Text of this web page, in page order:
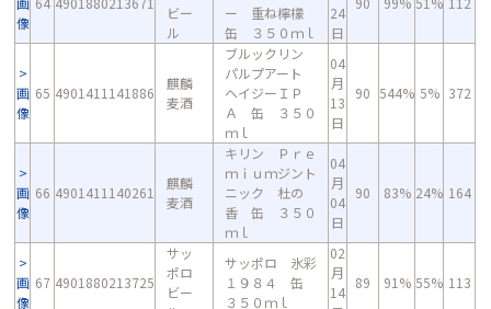
像
ビー
ル
ー 重ね檸檬
缶 ３５０ｍｌ
24
日
画
像
65 4901411141886
麒麟
麦酒
ブルックリン
パルプアート
ヘイジーＩＰ
Ａ 缶 ３５０
ｍｌ
04
月
13
日
90 544% 5% 372
画
像
66 4901411140261
麒麟
麦酒
キリン Ｐｒｅ
ｍｉｕｍジント
ニック 杜の
香 缶 ３５０
ｍｌ
04
月
04
日
90 83% 24% 164
画
像
67 4901880213725
サッ
ポロ
ビー
サッポロ 氷彩
１９８４ 缶
３５０ｍｌ
02
月
14
89 91% 55% 113